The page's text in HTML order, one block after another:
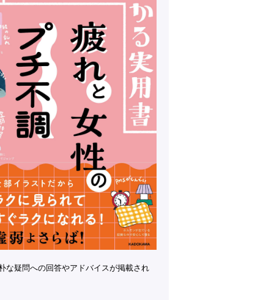
な疑問への回答やアドバイスが掲載され